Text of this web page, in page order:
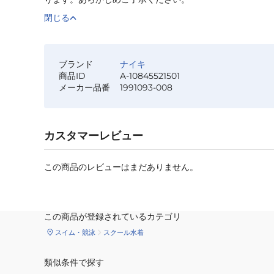
閉じる
ブランド
ナイキ
商品ID
A-10845521501
メーカー品番
1991093-008
カスタマーレビュー
この商品のレビューはまだありません。
この商品が登録されているカテゴリ
スイム・競泳 スクール水着
類似条件で探す